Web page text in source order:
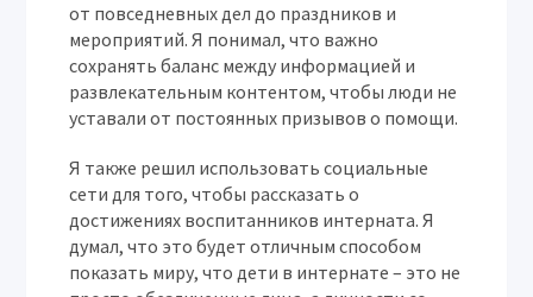
от повседневных дел до праздников и
мероприятий. Я понимал, что важно
сохранять баланс между информацией и
развлекательным контентом, чтобы люди не
уставали от постоянных призывов о помощи.
Я также решил использовать социальные
сети для того, чтобы рассказать о
достижениях воспитанников интерната. Я
думал, что это будет отличным способом
показать миру, что дети в интернате – это не